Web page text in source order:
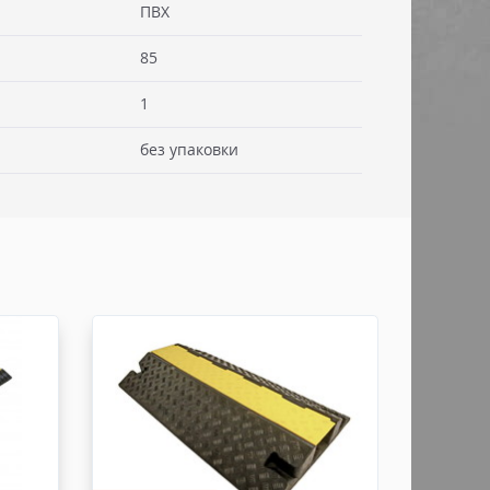
Стоимость доставки включаем в товар.
Документы отправляем с заказом или по ЭДО.
службы СДЭК осуществляем в течении 3-5
от суммы заказа не менее 50.000 руб,
не более 100х100х80 см. Заявку оформляет
быть приложена доверенность. Документы
ПВХ
85
1
без упаковки